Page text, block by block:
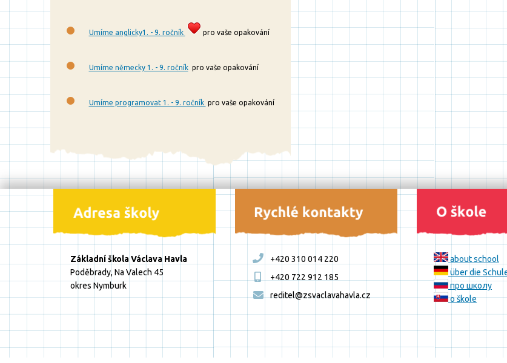
Umíme anglicky1. - 9. ročník pro vaše opakování
Umíme německy 1. - 9. ročníkpro vaše opakování
Umíme programovat 1. - 9. ročník pro vaše opakování
Základní škola Václava Havla
Poděbrady, Na Valech 45
okres Nymburk
+420 310 014 220
+420 722 912 185
reditel@zsvaclavahavla.cz
about school
über die
про школу
o škole